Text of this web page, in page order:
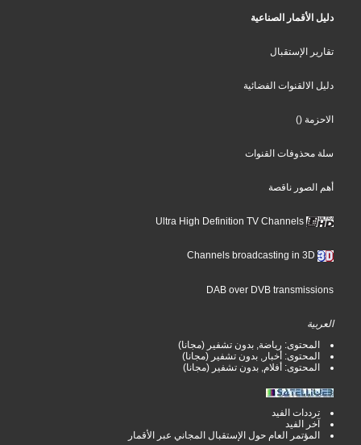
دليل الأقمار الصناعية
تقارير الإستقبال
دليل الالقنوات الفضائية
الاحزمة ()
سلة محذوفات القنوات
أهم الصور ناقصة
Ultra High Definition TV Channels
DAB over DVB transmissions
العربية
المحتوى: رياضة, بدون تشفير (مجانا)
المحتوى: أخبار, بدون تشفير (مجانا)
المحتوى: أفلام, بدون تشفير (مجانا)
ترددات الفيد
آخر الفيد
المؤتمر العام حول الإستقبال المجاني عبر الأقمار